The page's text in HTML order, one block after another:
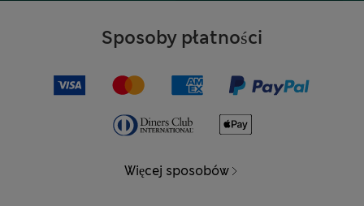
Sposoby płatności
Więcej sposobów